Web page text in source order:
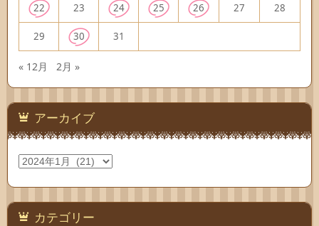
22 23 24 25 26 27 28
29 30 31
« 12月 2月 »
アーカイブ
ア
ー
カ
ブ カテゴリー